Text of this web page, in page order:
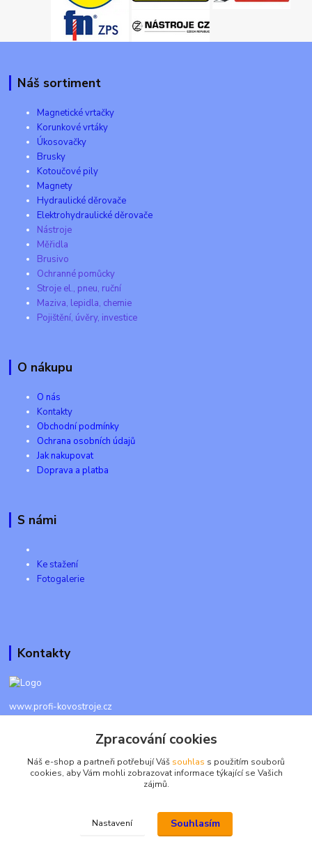
Náš sortiment
Magnetické vrtačky
Korunkové vrtáky
Úkosovačky
Brusky
Kotoučové pily
Magnety
Hydraulické děrovače
Elektrohydraulické děrovače
Nástroje
Měřidla
Brusivo
Ochranné pomůcky
Stroje el., pneu, ruční
Maziva, lepidla, chemie
Pojištění, úvěry, investice
O nákupu
O nás
Kontakty
Obchodní podmínky
Ochrana osobních údajů
Jak nakupovat
Doprava a platba
S námi
Ke stažení
Fotogalerie
Kontakty
www.profi-kovostroje.cz
+420 605 017 866
Každý den 8 - 20 hod - SMS kdykoliv
Zpracování cookies
Náš e-shop a partneři potřebují Váš souhlas s použitím souborů
cookies, aby Vám mohli zobrazovat informace týkající se Vašich
zájmů.
Nastavení Souhlasím